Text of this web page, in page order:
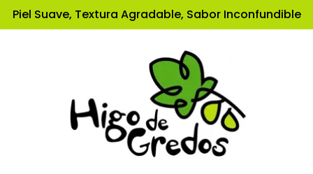
Piel Suave, Textura Agradable, Sabor Inconfundible